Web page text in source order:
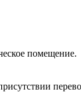
помещение.